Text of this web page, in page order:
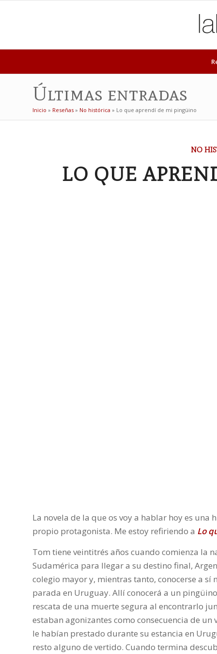
Últimas entradas
Inicio » Reseñas » No histórica » Lo que aprendí de mi pingüino
NO
LO QUE
La novela de la que os voy a hablar hoy es
propio protagonista. Me estoy refiriendo a Lo
Tom tiene veintitrés años cuando comienza la
Sudamérica para llegar a su destino final,
colegio mayor y, mientras tanto, conocerse a sí
parada en Uruguay. Allí conocerá a un
rescata de una muerte segura al encontrarlo
estaban agonizantes como consecuencia de
le habían prestado durante su estancia en
resto alguno de vertido. Cuando termina